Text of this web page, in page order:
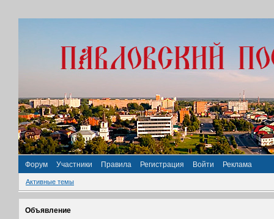
Форум Участники Правила Регистрация Войти Реклама
Активные темы
Объявление